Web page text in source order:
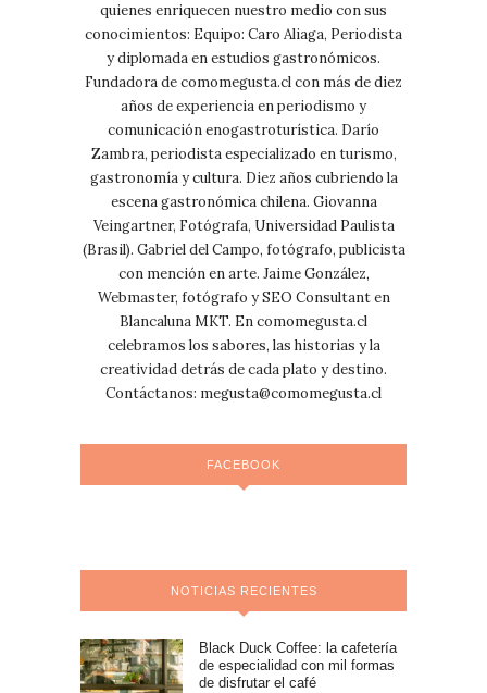
quienes enriquecen nuestro medio con sus
conocimientos: Equipo: Caro Aliaga, Periodista
y diplomada en estudios gastronómicos.
Fundadora de comomegusta.cl con más de diez
años de experiencia en periodismo y
comunicación enogastroturística. Darío
Zambra, periodista especializado en turismo,
gastronomía y cultura. Diez años cubriendo la
escena gastronómica chilena. Giovanna
Veingartner, Fotógrafa, Universidad Paulista
(Brasil). Gabriel del Campo, fotógrafo, publicista
con mención en arte. Jaime González,
Webmaster, fotógrafo y SEO Consultant en
Blancaluna MKT. En comomegusta.cl
celebramos los sabores, las historias y la
creatividad detrás de cada plato y destino.
Contáctanos: megusta@comomegusta.cl
FACEBOOK
NOTICIAS RECIENTES
Black Duck Coffee: la cafetería
de especialidad con mil formas
de disfrutar el café